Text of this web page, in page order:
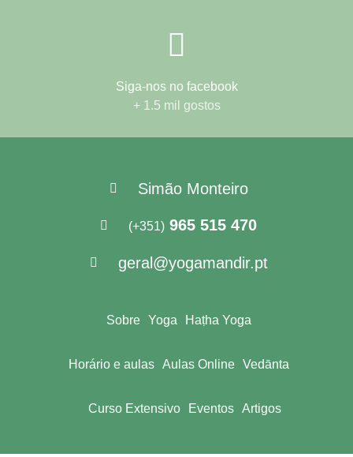
Siga-nos no facebook
+ 1.5 mil gostos
Simão Monteiro
(+351) 965 515 470
geral@yogamandir.pt
Sobre Yoga Haṭha Yoga
Horário e aulas Aulas Online Vedānta
Curso Extensivo Eventos Artigos